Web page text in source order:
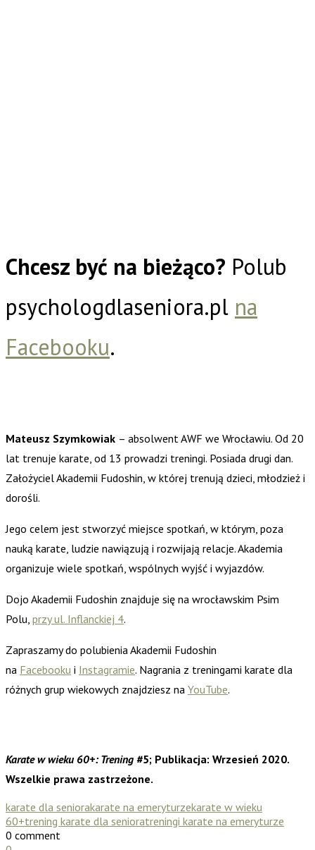
Chcesz być na bieżąco? Polub
psychologdlaseniora.pl na
Facebooku.
Mateusz Szymkowiak – absolwent AWF we Wrocławiu. Od 20
lat trenuje karate, od 13 prowadzi treningi. Posiada drugi dan.
Założyciel Akademii Fudoshin, w której trenują dzieci, młodzież i
dorośli.
Jego celem jest stworzyć miejsce spotkań, w którym, poza
nauką karate, ludzie nawiązują i rozwijają relacje. Akademia
organizuje wiele spotkań, wspólnych wyjść i wyjazdów.
Dojo Akademii Fudoshin znajduje się na wrocławskim Psim
Polu, przy ul. Inflanckiej 4.
Zapraszamy do polubienia Akademii Fudoshin
na Facebooku i Instagramie. Nagrania z treningami karate dla
różnych grup wiekowych znajdziesz na YouTube.
Karate w wieku 60+: Trening #5; Publikacja: Wrzesień 2020.
Wszelkie prawa zastrzeżone.
karate dla seniorakarate na emeryturzekarate w wieku
60+trening karate dla senioratreningi karate na emeryturze
0 comment